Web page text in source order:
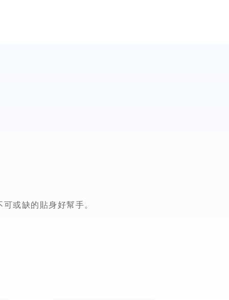
或缺的貼身好幫手。